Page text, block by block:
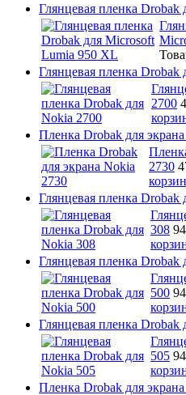
Глянцевая пленка
Глянцевая пленка Drobak
2700
Пленка Drobak для
2730
Глянцевая пленка Drobak
308
Глянцевая пленка Drobak
500
Глянцевая пленка Drobak
505
Пленка Drobak для